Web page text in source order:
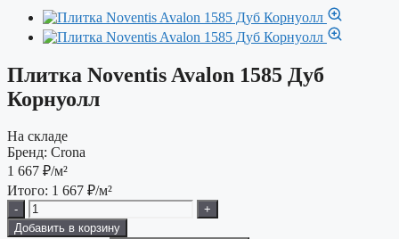
Плитка Noventis Avalon 1585 Дуб
Корнуолл
На складе
Бренд: Crona
1 667 ₽/м²
Итого: 1 667 ₽/м²
-
+
Добавить в корзину